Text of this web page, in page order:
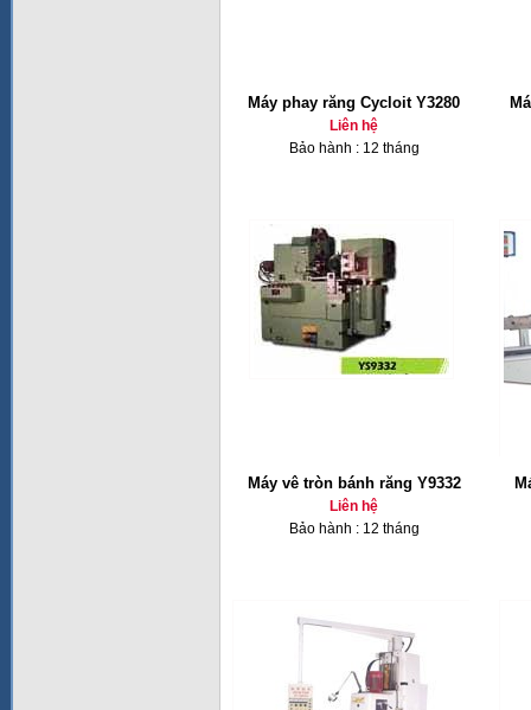
Máy phay răng Cycloit Y3280
Liên hệ
Bảo hành : 12 tháng
Máy vê tròn bánh răng Y9332
Liên hệ
Bảo hành : 12 tháng